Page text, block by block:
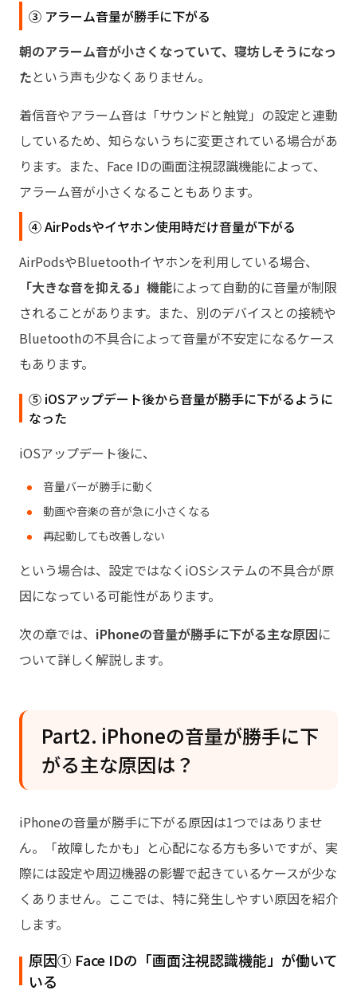
③ アラーム音量が勝手に下がる
朝のアラーム音が小さくなっていて、寝坊しそうになっ
たという声も少なくありません。
着信音やアラーム音は「サウンドと触覚」の設定と連動
しているため、知らないうちに変更されている場合があ
ります。また、Face IDの画面注視認識機能によって、
アラーム音が小さくなることもあります。
④ AirPodsやイヤホン使用時だけ音量が下がる
AirPodsやBluetoothイヤホンを利用している場合、
「大きな音を抑える」機能によって自動的に音量が制限
されることがあります。また、別のデバイスとの接続や
Bluetoothの不具合によって音量が不安定になるケース
もあります。
⑤ iOSアップデート後から音量が勝手に下がるように
なった
iOSアップデート後に、
音量バーが勝手に動く
動画や音楽の音が急に小さくなる
再起動しても改善しない
という場合は、設定ではなくiOSシステムの不具合が原
因になっている可能性があります。
次の章では、 iPhoneの音量が勝手に下がる主な原因に
ついて詳しく解説します。
Part2. iPhoneの音量が勝手に下
がる主な原因は？
iPhoneの音量が勝手に下がる原因は1つではありませ
ん。「故障したかも」と心配になる方も多いですが、実
際には設定や周辺機器の影響で起きているケースが少な
くありません。ここでは、特に発生しやすい原因を紹介
します。
原因① Face IDの「画面注視認識機能」が働いて
いる